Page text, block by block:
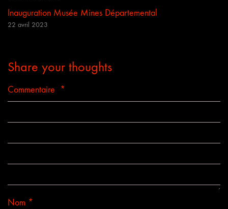
Inauguration Musée Mines Départemental
22 avril 2023
Share your thoughts
Commentaire *
Nom *